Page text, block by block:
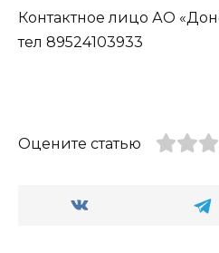
Контактное лицо АО
тел 89524103933
Оцените статью